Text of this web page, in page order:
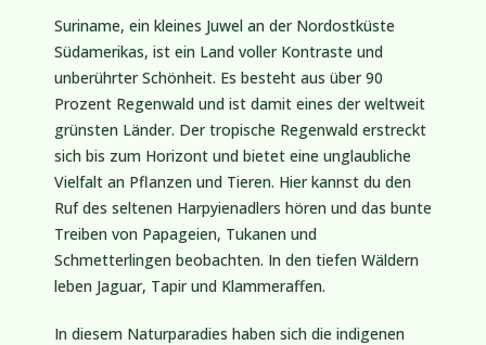
auch weiterhin in 2025 die Dorfgemeinschaft
Cajabamba beim biologischen Anbau: In einem
finanzierten Gewächshaus wird erprobt, welche
Obst- und Gemüsesorten sich eignen, das Saatgut
wird in der Gemeinschaft verteilt.
Hinzu kommen Schulungen und eine verbesserte
Wasserversorgung – für ein selbstbestimmtes Leben
im Einklang mit dem Wald.
Suriname, ein kleines Juwel an der Nordostküste
Südamerikas, ist ein Land voller Kontraste und
unberührter Schönheit. Es besteht aus über 90
Prozent Regenwald und ist damit eines der weltweit
grünsten Länder. Der tropische Regenwald erstreckt
sich bis zum Horizont und bietet eine unglaubliche
Vielfalt an Pflanzen und Tieren. Hier kannst du den
Ruf des seltenen Harpyienadlers hören und das bunte
Treiben von Papageien, Tukanen und
Schmetterlingen beobachten. In den tiefen Wäldern
leben Jaguar, Tapir und Klammeraffen.
In diesem Naturparadies haben sich die indigenen